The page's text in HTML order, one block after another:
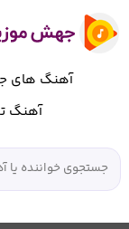
آهنگ های
آهنگ